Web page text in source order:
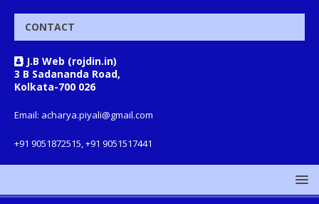
CONTACT
J.B Web (rojdin.in)
3 B Sadananda Road,
Kolkata-700 026
Email: acharya.piyali@gmail.com
+91 9051872515, +91 9051517441